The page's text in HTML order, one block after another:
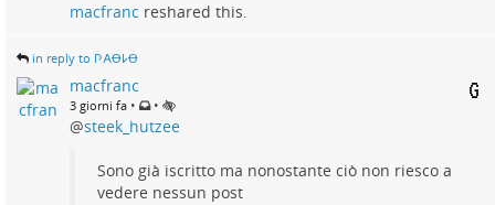
macfranc reshared this.
in reply to 𐌐𐌀Ꝋ𐌋Ꝋ
macfranc
3 giorni fa • •
@steek_hutzee
Sono già iscritto ma nonostante ciò non riesco a
vedere nessun post